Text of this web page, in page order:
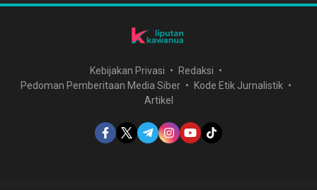
Kebijakan Privasi
Redaksi
Pedoman Pemberitaan Media Siber
Kode Etik Jurnalistik
Artikel